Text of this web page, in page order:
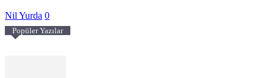
Nil Yurda 0
Popüler Yazılar